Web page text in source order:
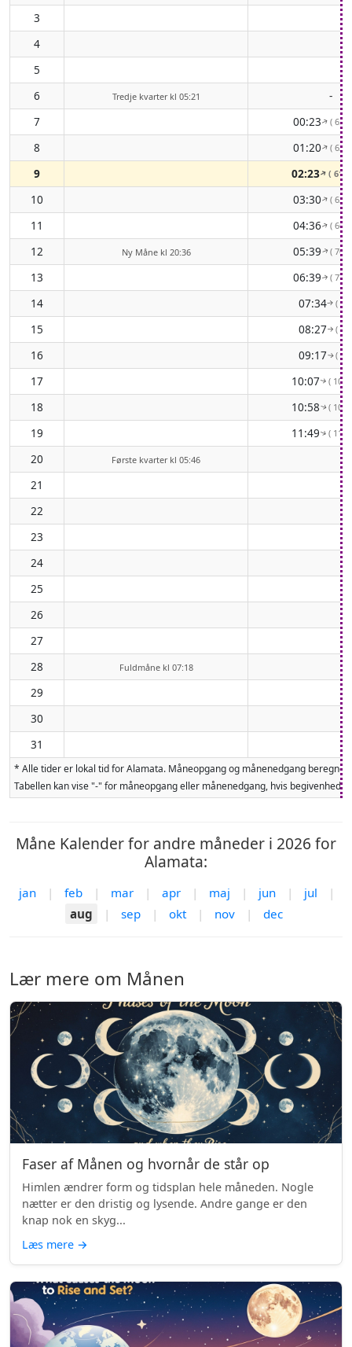
3
4
5
6
Tredje kvarter kl 05:21
-
7
00:23↑( 65°
8 01:20↑( 62°
9 02:23↑( 61°
10 03:30↑( 62°
11 04:36↑( 66°
12 Ny Måne kl 20:36 05:39↑( 70°
13 06:39↑( 77°
14 07:34↑ (
15 08:27↑ (
16 09:17↑(
17 10:07↑( 103°
18 10:58↑( 108°
19 11:49↑( 113°
20 Første kvarter kl 05:46
21
22
23
24
25
26
27
28
Fuldmåne kl 07:18
29
30
31
* Alle tider er lokal tid for Alamata. Måneopgang og månenedgang
Tabellen kan vise "-" for måneopgang eller månenedgang, hvis
Måne Kalender for andre måneder i 2026 for
Alamata:
jan | feb | mar | apr | maj | jun | jul
|
aug
| sep | okt | nov | dec
Lær mere om Månen
Faser af Månen og hvornår de står op
Himlen ændrer form og tidsplan hele måneden. Nogle
nætter er den dristig og lysende. Andre gange er den
knap nok en skyg...
Læs mere →